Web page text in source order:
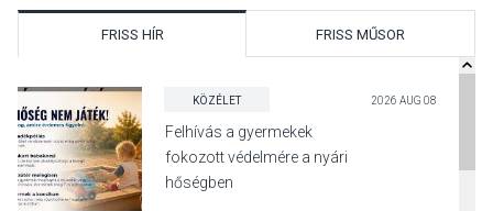
FRISS HÍR FRISS MŰSOR
KÖZÉLET 2026 AUG 08
Felhívás a gyermekek
fokozott védelmére a nyári
hőségben